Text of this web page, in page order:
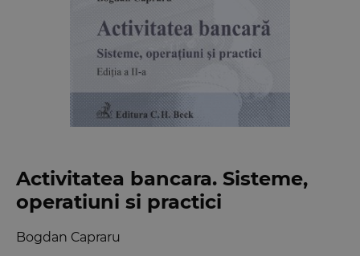
Activitatea bancara. Sisteme,
operatiuni si practici
Bogdan Capraru